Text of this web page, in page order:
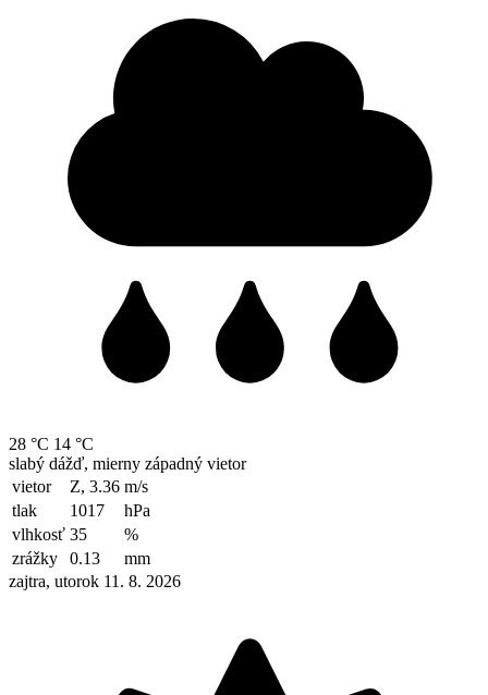
28 °C 14 °C
slabý dážď, mierny západný vietor
vietor
Z, 3.36 m/s
tlak
1017
hPa
vlhkosť 35
%
zrážky
0.13
mm
zajtra, utorok 11. 8. 2026